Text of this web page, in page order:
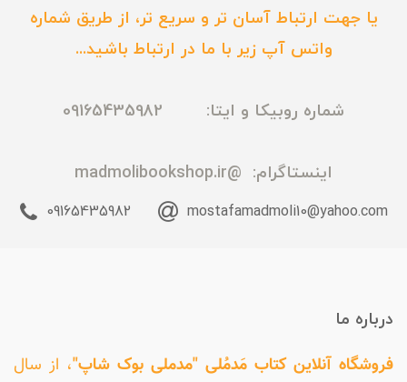
یا جهت ارتباط آسان تر و سریع تر، از طریق شماره
واتس آپ زیر با ما در ارتباط باشید...
شماره روبیکا و ایتا: 09165435982
اینستاگرام: @madmolibookshop.ir
mostafamadmoli10@yahoo.com
09165435982
درباره ما
فروشگاه آنلاین کتاب مَدمُلی "مدملی بوک شاپ"، از سال